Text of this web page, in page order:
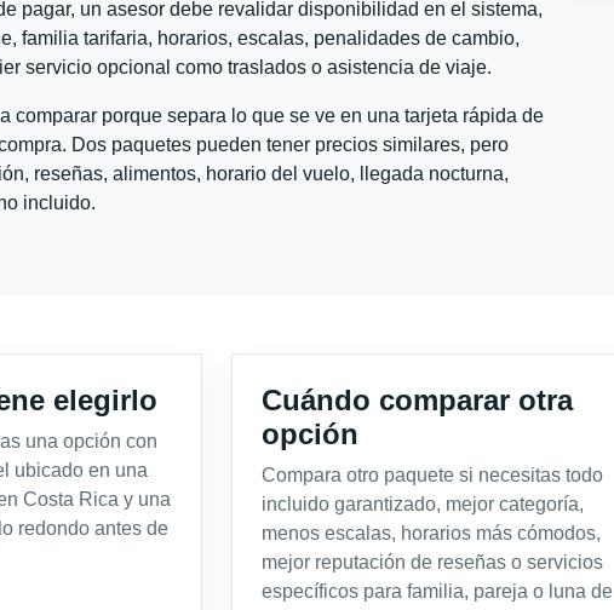
pagar, un asesor debe revalidar disponibilidad en el sistema,
familia tarifaria, horarios, escalas, penalidades de cambio,
servicio opcional como traslados o asistencia de viaje.
comparar porque separa lo que se ve en una tarjeta rápida de
Dos paquetes pueden tener precios similares, pero
reseñas, alimentos, horario del vuelo, llegada nocturna,
incluido.
elegirlo
una opción con
ubicado en una
Costa Rica y una
redondo antes de
Cuándo comparar otra
opción
Compara otro paquete si necesitas todo
incluido garantizado, mejor categoría,
menos escalas, horarios más cómodos,
mejor reputación de reseñas o servicios
específicos para familia, pareja o luna de